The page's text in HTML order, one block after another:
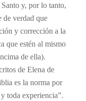
y, por lo tanto,
de verdad que
y corrección a la
que estén al mismo
de ella).
de Elena de
es la norma por
toda experiencia”.